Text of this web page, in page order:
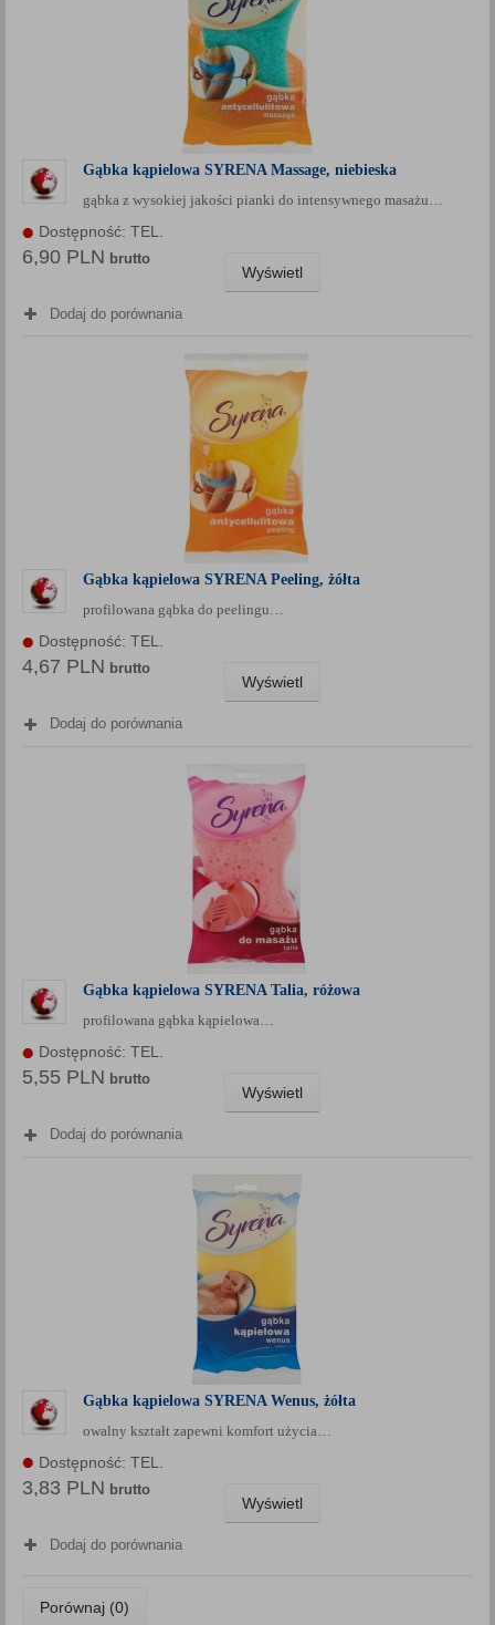
Gąbka kąpielowa SYRENA Massage, niebieska
gąbka z wysokiej jakości pianki do intensywnego masażu…
Dostępność: TEL.
6,90 PLN brutto
Wyświetl
Dodaj do porównania
Gąbka kąpielowa SYRENA Peeling, żółta
profilowana gąbka do peelingu…
Dostępność: TEL.
4,67 PLN brutto
Wyświetl
Dodaj do porównania
Gąbka kąpielowa SYRENA Talia, różowa
profilowana gąbka kąpielowa…
Dostępność: TEL.
5,55 PLN brutto
Wyświetl
Dodaj do porównania
Gąbka kąpielowa SYRENA Wenus, żółta
owalny kształt zapewni komfort użycia…
Dostępność: TEL.
3,83 PLN brutto
Wyświetl
Dodaj do porównania
Porównaj (0)